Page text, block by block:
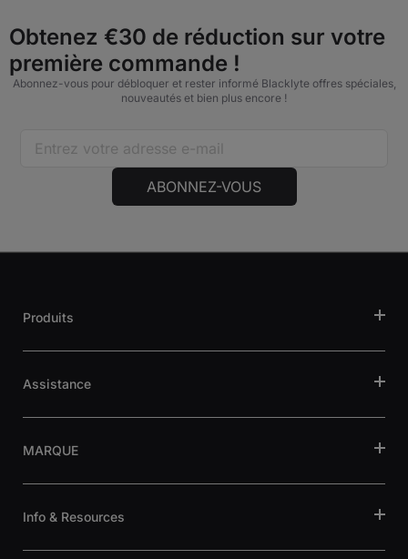
Obtenez €30 de réduction sur votre
première commande !
Abonnez-vous pour débloquer et rester informé Blacklyte offres spéciales,
nouveautés et bien plus encore !
ABONNEZ-VOUS
Produits
Assistance
MARQUE
Info & Resources